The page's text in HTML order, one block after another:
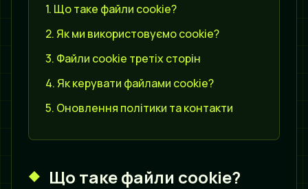
Що таке файли cookie?
Як ми використовуємо cookie?
Файли cookie третіх сторін
Як керувати файлами cookie?
Оновлення політики та контакти
Що таке файли cookie?